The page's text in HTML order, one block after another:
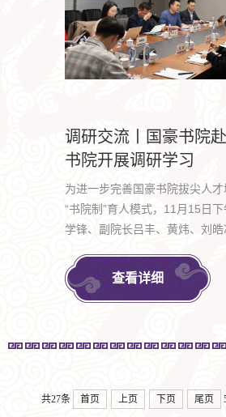
调研交流丨国豪书院
书院开展调研学习
为进一步完善国豪书院拔尖人
“书院制”育人模式，11月15日
学锋、副院长吕丰、黄炜、刘
陈虹宇、学生事务部主任许紫岳
等参与本次调研。
查看详细
共27条 首页 上页 下页 尾页